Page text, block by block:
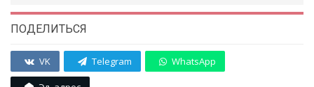
ПОДЕЛИТЬСЯ
VK Telegram WhatsApp